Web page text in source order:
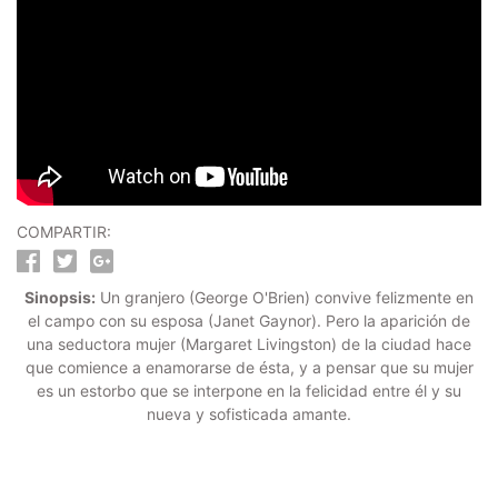
COMPARTIR:
Sinopsis: Un granjero (George O'Brien) convive felizmente en
el campo con su esposa (Janet Gaynor). Pero la aparición de
una seductora mujer (Margaret Livingston) de la ciudad hace
que comience a enamorarse de ésta, y a pensar que su mujer
es un estorbo que se interpone en la felicidad entre él y su
nueva y sofisticada amante.